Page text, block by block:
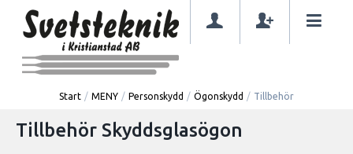
Start / MENY / Personskydd / Ögonskydd / Tillbehör
Tillbehör Skyddsglasögon